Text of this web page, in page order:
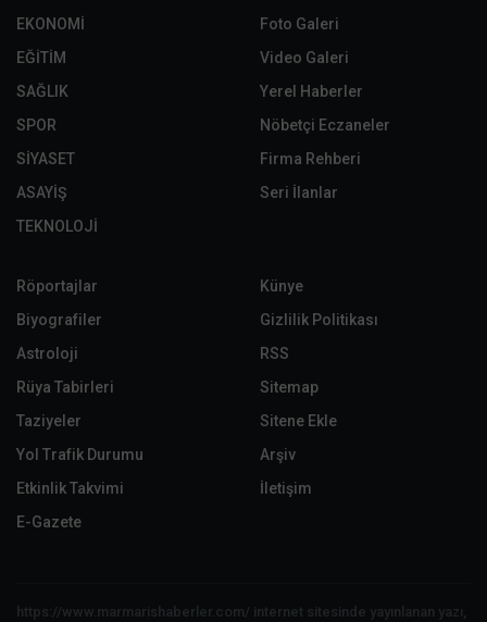
EKONOMİ
EĞİTİM
SAĞLIK
SPOR
SİYASET
ASAYİŞ
TEKNOLOJİ
Foto Galeri
Video Galeri
Yerel Haberler
Nöbetçi Eczaneler
Firma Rehberi
Seri İlanlar
Röportajlar
Biyografiler
Astroloji
Rüya Tabirleri
Taziyeler
Yol Trafik Durumu
Etkinlik Takvimi
E-Gazete
Künye
Gizlilik Politikası
RSS
Sitemap
Sitene Ekle
Arşiv
İletişim
https://www.marmarishaberler.com/ internet sitesinde yayınlanan yazı,